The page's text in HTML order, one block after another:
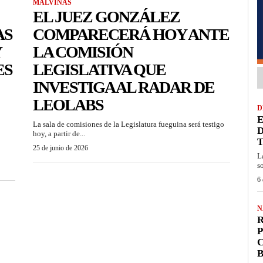
MALVINAS
EL JUEZ GONZÁLEZ
COMPARECERÁ HOY ANTE
LA COMISIÓN
LEGISLATIVA QUE
INVESTIGA AL RADAR DE
LEOLABS
La sala de comisiones de la Legislatura fueguina será testigo
hoy, a partir de...
25 de junio de 2026
6